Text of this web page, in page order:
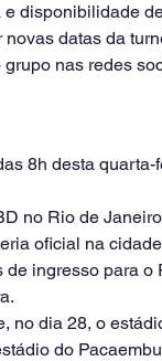
disponibilidade
datas da
nas redes
8h desta
no Rio de
oficial na
ingresso para
no dia 28, o
do